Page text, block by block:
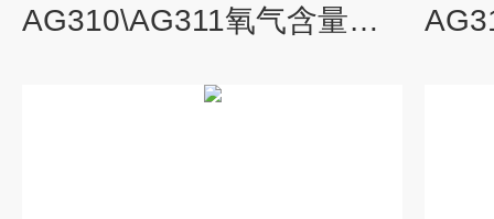
AG310\AG311氧气含量报警探测器